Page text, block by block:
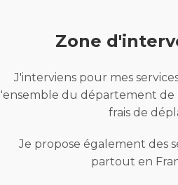
Zone
J'interviens pour mes
l'ensemble du département de
frais de
Je propose également des
partout en